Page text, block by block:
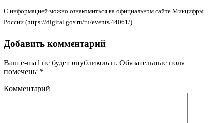
С информацией можно ознакомиться на официальном сайте Минцифры
России (https://digital.gov.ru/ru/events/44061/).
Добавить комментарий
Ваш e-mail не будет опубликован. Обязательные поля
помечены *
Комментарий